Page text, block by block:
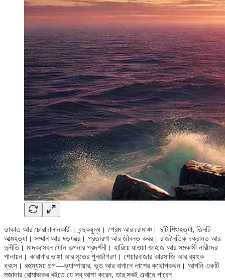
ডাকাত আর চোরাচালানকারী। বন্দুকযুদ্ধ। প্রেম আর রোমাঞ্চ। দুটি শিশুহত্যা, তিনটি
আত্মহত্যা। সম্মান আর ষড়যন্ত্র। প্রতারণা আর জীবন্ত কবর। রাজনৈতিক চক্রান্ত আর
দুর্নীতি। মাদকসেবন যৌন কল্পনার প্রদর্শনী। হারিয়ে যাওয়া জাহাজ আর সমকামী নারীদের
পালায়ন। কারাগার ভাঙা আর মৃতের পুনর্জাগরণ। শেয়ারবাজার কারসাজি আর ব্যাংক
ধ্বংস। রহস্যময় গল্প—ভ্যাম্পায়ার, ভূত আর বাগানে লাশের কথোপকথন। আপনি একটি
মজাদার রোমাঞ্চকর বইতে যে সব আশা করেন, তার সবই এখানে পাবেন।